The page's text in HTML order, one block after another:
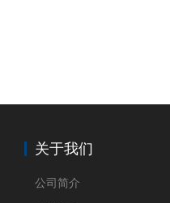
关于我们
公司简介